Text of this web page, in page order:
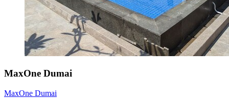
MaxOne Dumai
MaxOne Dumai